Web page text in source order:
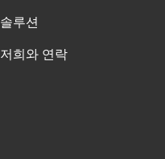
솔루션
저희와 연락